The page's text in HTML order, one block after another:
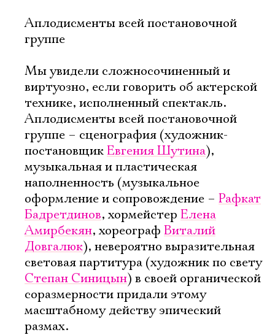
Аплодисменты всей постановочной
группе
Мы увидели сложносочиненный и
виртуозно, если говорить об актерской
технике, исполненный спектакль.
Аплодисменты всей постановочной
группе – сценография (художник-
постановщикЕвгения Шутина),
музыкальная и пластическая
наполненность (музыкальное
оформление и сопровождение – Рафкат
Бадретдинов, хормейстер Елена
Амирбекян, хореограф Виталий
Довгалюк), невероятно выразительная
световая партитура (художник по свету
Степан Синицын) в своей органической
соразмерности придали этому
масштабному действу эпический
размах.